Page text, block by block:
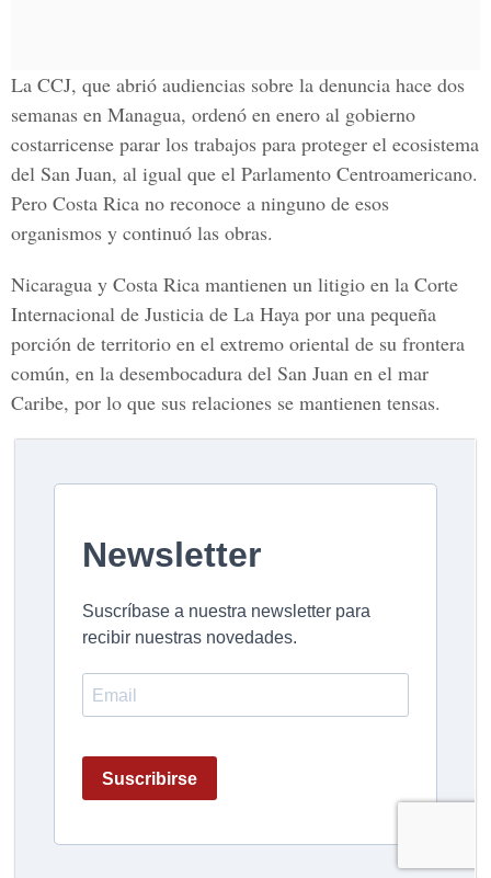
La CCJ, que abrió audiencias sobre la denuncia hace dos
semanas en Managua, ordenó en enero al gobierno
costarricense parar los trabajos para proteger el ecosistema
del San Juan, al igual que el Parlamento Centroamericano.
Pero Costa Rica no reconoce a ninguno de esos
organismos y continuó las obras.
Nicaragua y Costa Rica mantienen un litigio en la Corte
Internacional de Justicia de La Haya por una pequeña
porción de territorio en el extremo oriental de su frontera
común, en la desembocadura del San Juan en el mar
Caribe, por lo que sus relaciones se mantienen tensas.